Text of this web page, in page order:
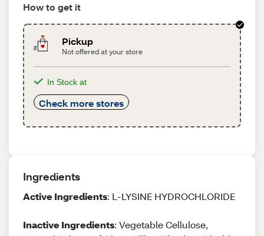
How to get it
Pickup
Not offered at your store
In Stock at
Check more stores
Ingredients
Active Ingredients: L-LYSINE HYDROCHLORIDE
Inactive Ingredients: Vegetable Cellulose,